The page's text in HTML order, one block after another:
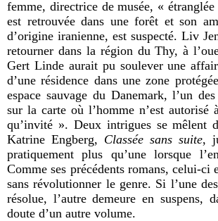
femme, directrice de musée, «
est retrouvée dans une forêt et son
d’origine iranienne, est suspecté. Liv
retourner dans la région du Thy, à l
Gert Linde aurait pu soulever une
d’une résidence dans une zone
espace sauvage du Danemark, l’un
sur la carte où l’homme n’est autorisé
qu’invité ». Deux intrigues se mêlent
Katrine Engberg, Classée sans suite,
pratiquement plus qu’une lorsque
Comme ses précédents romans, celui-ci
sans révolutionner le genre. Si l’une
résolue, l’autre demeure en suspens,
doute d’un autre volume.